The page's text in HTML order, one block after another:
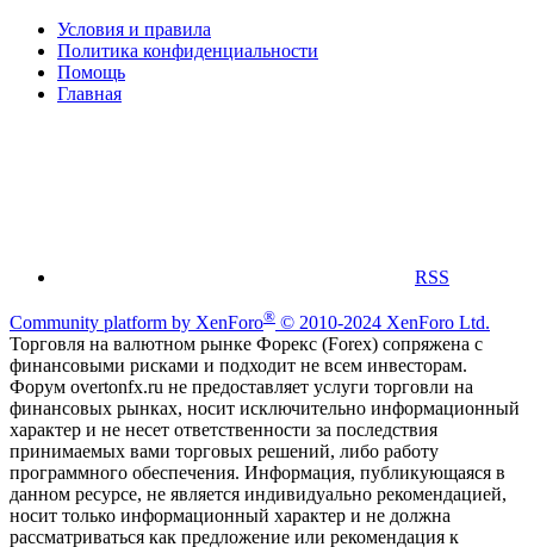
Условия и правила
Политика конфиденциальности
Помощь
Главная
RSS
Community platform by XenForo® © 2010-2024 XenForo Ltd.
Торговля на валютном рынке Форекс (Forex) сопряжена с
финансовыми рисками и подходит не всем инвесторам.
Форум overtonfx.ru не предоставляет услуги торговли на
финансовых рынках, носит исключительно информационный
характер и не несет ответственности за последствия
принимаемых вами торговых решений, либо работу
программного обеспечения. Информация, публикующаяся в
данном ресурсе, не является индивидуально рекомендацией,
носит только информационный характер и не должна
рассматриваться как предложение или рекомендация к